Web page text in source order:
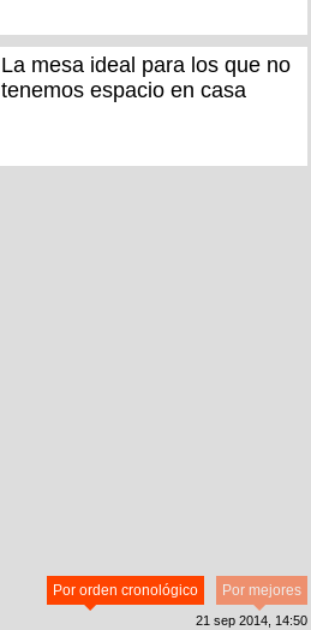
La mesa ideal para los que no
tenemos espacio en casa
Por mejores
Por orden cronológico
21 sep 2014, 14:50